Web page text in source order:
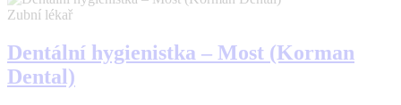
Zubní lékař
Dentální hygienistka – Most (Korman
Dental)